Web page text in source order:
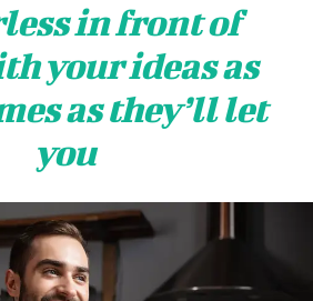
in front of
your ideas as
as they’ll let
you